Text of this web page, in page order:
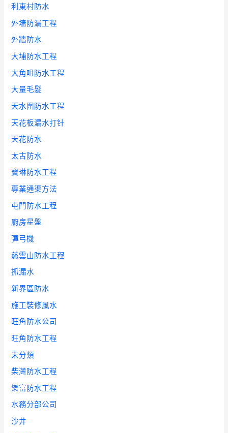
利東村防水
外墻防漏工程
外牆防水
大埔防水工程
大角咀防水工程
大量毛髮
天水圍防水工程
天花板漏水打针
天花防水
太古防水
寶琳防水工程
專業通渠方法
屯門防水工程
廚房星盤
彈弓機
慈雲山防水工程
抓漏水
新界區防水
施工裝修風水
旺角防水公司
旺角防水工程
未分類
柴灣防水工程
樂富防水工程
水務分部公司
沙井